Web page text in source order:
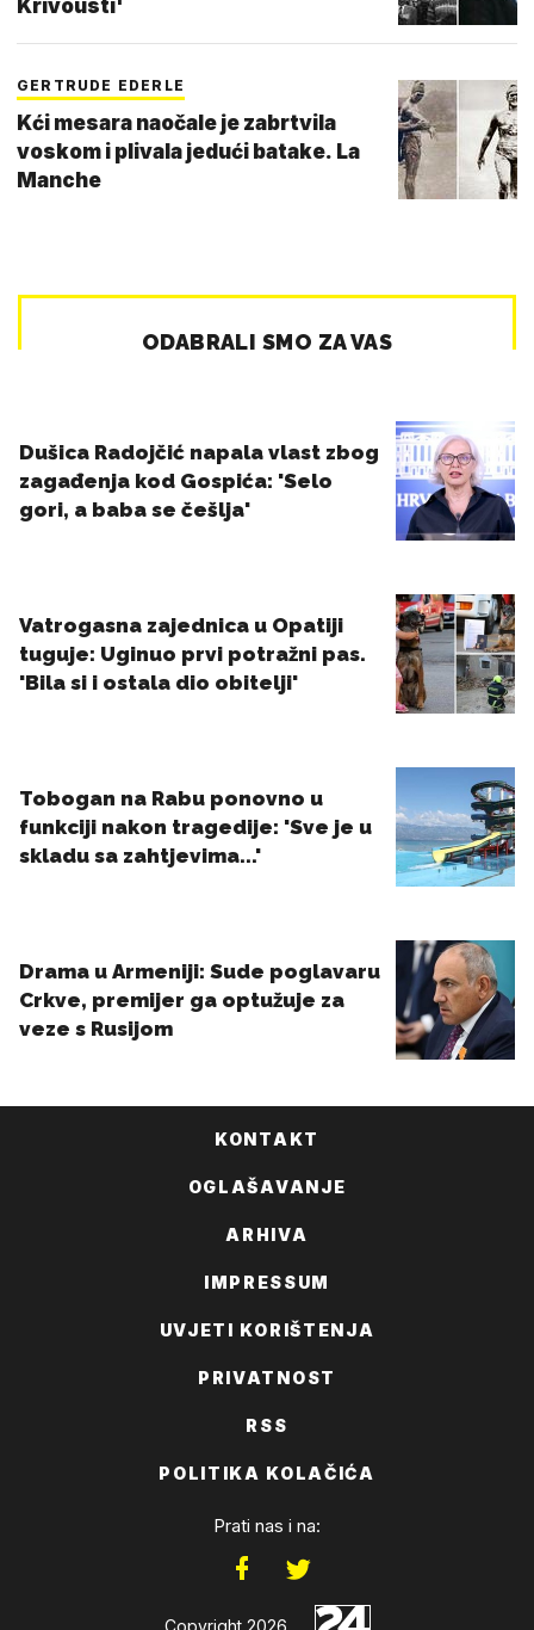
Krivousti'
GERTRUDE EDERLE
Kći mesara naočale je zabrtvila
voskom i plivala jedući batake. La
Manche
KONTAKT
OGLAŠAVANJE
ARHIVA
IMPRESSUM
UVJETI KORIŠTENJA
PRIVATNOST
RSS
POLITIKA KOLAČIĆA
Prati nas i na:
Copyright 2026.